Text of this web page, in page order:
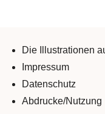
Die Illustrationen
Impressum
Datenschutz
Abdrucke/Nutzung